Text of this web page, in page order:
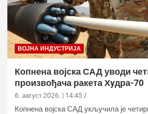
ВОЈНА ИНДУСТРИЈА
Копнена војска САД уводи
произвођача ракета Хyдра-70
6. август 2026. | 14:45
Копнена војска САД укључила је